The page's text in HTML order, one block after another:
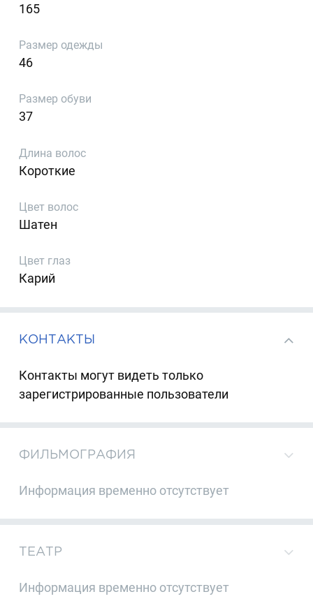
165
Размер одежды
46
Размер обуви
37
Длина волос
Короткие
Цвет волос
Шатен
Цвет глаз
Карий
КОНТАКТЫ
Контакты могут видеть только
зарегистрированные пользователи
ФИЛЬМОГРАФИЯ
Информация временно отсутствует
ТЕАТР
Информация временно отсутствует